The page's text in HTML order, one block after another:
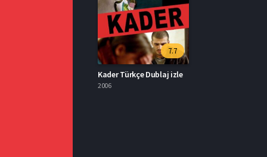
7.7
Kader Türkçe Dublaj izle
2006